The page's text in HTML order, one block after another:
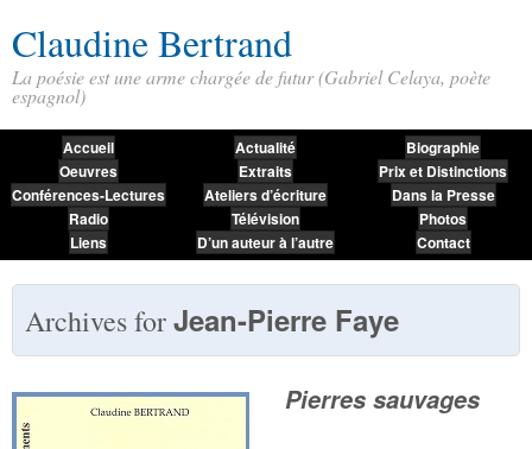
Claudine Bertrand
La poésie est une arme chargée de futur (Gabriel Celaya, poète
espagnol)
Accueil Actualité
Biographie
Oeuvres
Extraits
Prix et Distinctions
Conférences-Lectures
Ateliers d’écriture
Dans la Presse
Radio
Télévision
Photos
Liens
D’un auteur à l’autre Contact
Archives forJean-Pierre Faye
Pierres sauvages